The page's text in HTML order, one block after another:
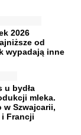
2026
od
wypadają inne
u bydła
mleka.
w Szwajcarii,
i Francji